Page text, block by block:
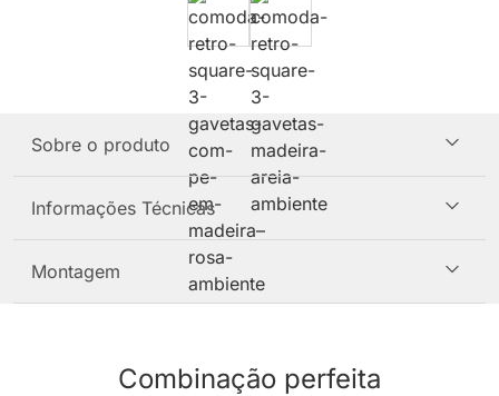
Sobre o produto
Informações Técnicas
Montagem
Combinação perfeita